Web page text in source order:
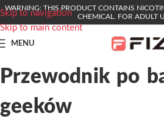
Skip to navigation
Skip to main content
WARNING: THIS PRODUCT CONTAINS
CHEMICAL. FOR ADULT
MENU
Przewodnik po
geeków